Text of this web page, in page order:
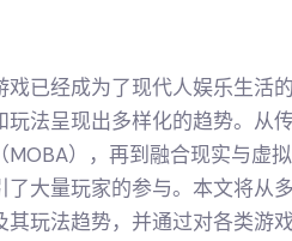
戏已经成为了现代人娱乐生活
法呈现出多样化的趋势。从
），再到融合现实与虚
大量玩家的参与。本文将从
玩法趋势，并通过对各类游